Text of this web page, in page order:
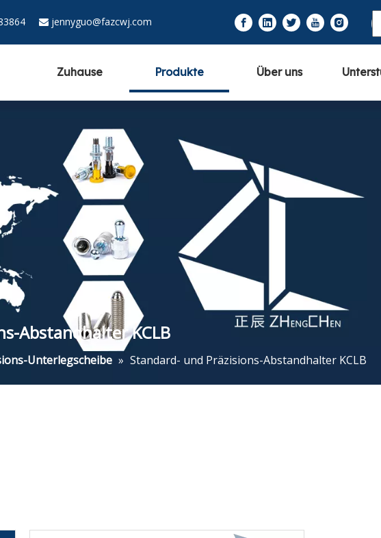
 jennyguo@fazcwj.com
Zuhause Produkte Über uns
Abstandhalter KCLB
Unterlegscheibe » Standard- und Präzisions-Abstandhalter KCLB